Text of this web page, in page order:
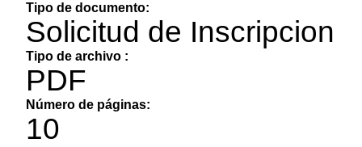
Tipo de documento:
Solicitud de Inscripcion
Tipo de archivo :
PDF
Número de páginas:
10